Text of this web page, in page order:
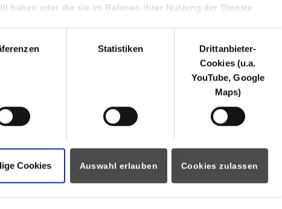
haben oder die sie im Rahmen Ihrer Nutzung der Dienste
Statistiken
Drittanbieter-
Cookies (u.a.
YouTube, Google
Maps)
Cookies Auswahl erlauben Cookies zulassen
studium/
Dip.-Ing. (FH) Martin Peick
EUCHNER GmbH + Co. KG
70771
Leinfelden-Echterdingen
www.euchner.de/de-de/karriere/duales-
studium/
Vertiefung: Konstruktion